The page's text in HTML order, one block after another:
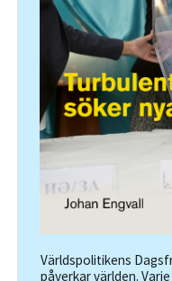
Världspolitikens
påverkar världen.